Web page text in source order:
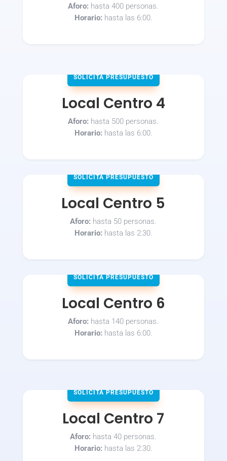
Aforo: hasta 400 personas.
Horario: hasta las 6:00.
SOLICITA PRESUPUESTO
Local Centro 4
Aforo: hasta 500 personas.
Horario: hasta las 6:00.
SOLICITA PRESUPUESTO
Local Centro 5
Aforo: hasta 50 personas.
Horario: hasta las 2:30.
SOLICITA PRESUPUESTO
Local Centro 6
Aforo: hasta 140 personas.
Horario: hasta las 6:00.
SOLICITA PRESUPUESTO
Local Centro 7
Aforo: hasta 40 personas.
Horario: hasta las 2:30.